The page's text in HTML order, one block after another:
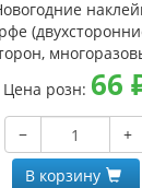
Цена розн: 66
−
+
В корзину